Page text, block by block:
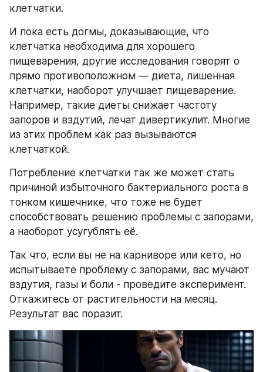
клетчатки.
И пока есть догмы, доказывающие, что
клетчатка необходима для хорошего
пищеварения, другие исследования говорят о
прямо противоположном — диета, лишенная
клетчатки, наоборот улучшает пищеварение.
Например, такие диеты снижает частоту
запоров и вздутий, лечат дивертикулит. Многие
из этих проблем как раз вызываются
клетчаткой.
Потребление клетчатки так же может стать
причиной избыточного бактериального роста в
тонком кишечнике, что тоже не будет
способствовать решению проблемы с запорами,
а наоборот усугублять её.
Так что, если вы не на карниворе или кето, но
испытываете проблему с запорами, вас мучают
вздутия, газы и боли - проведите эксперимент.
Откажитесь от растительности на месяц.
Результат вас поразит.